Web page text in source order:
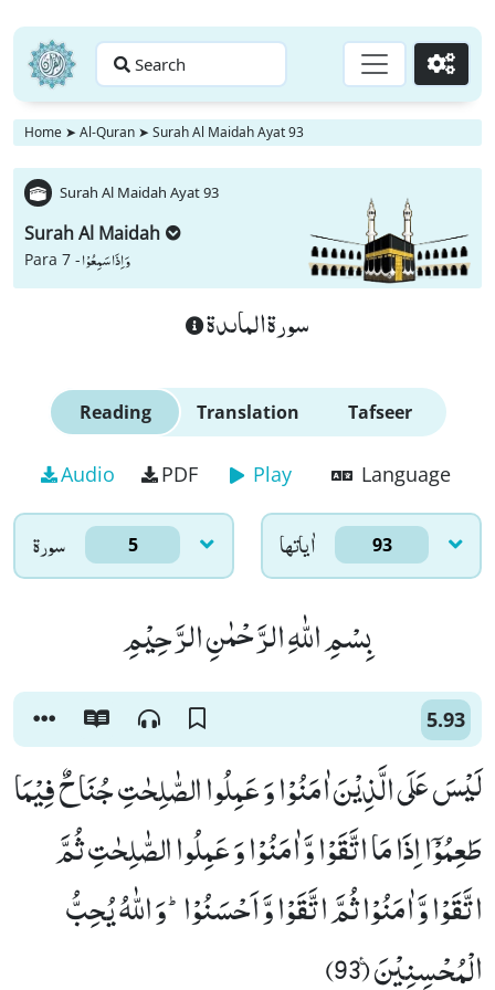
Search Go
Home ➤ Al-Quran ➤ Surah Al Maidah Ayat 93
Surah Al Maidah Ayat 93
Surah Al Maidah
Para 7 -وَ اِذَا سَمِعُوْا
سورة الماىدة
Reading Translation Tafseer
Audio PDF Play Language
سورۃ 5 اٰياتها 93
بِسْمِ اللّٰهِ الرَّحْمٰنِ الرَّحِیْمِ
5.93
لَیْسَ عَلَى الَّذِیْنَ اٰمَنُوْا وَ عَمِلُوا الصّٰلِحٰتِ جُنَاحٌ فِیْمَا
طَعِمُوْۤا اِذَا مَا اتَّقَوْا وَّ اٰمَنُوْا وَ عَمِلُوا الصّٰلِحٰتِ ثُمَّ
اتَّقَوْا وَّ اٰمَنُوْا ثُمَّ اتَّقَوْا وَّ اَحْسَنُوْاؕ-وَ اللّٰهُ یُحِبُّ
الْمُحْسِنِیْنَ۠ (93)